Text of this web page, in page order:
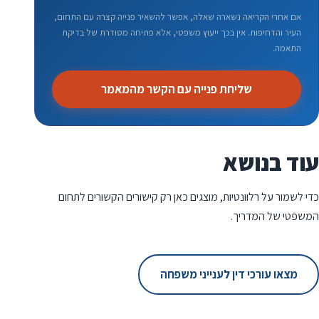
אם אחרי הקריאה נשארה שאלה, אפשר להשאיר פנייה קצרה עם התחום,
העיר והדחיפות. אין בכך ייעוץ משפטי, אלא פתיחה מסודרת של בדיקת
התאמה.
שליחת פנייה עם הקשר מהמאמר
עוד בנושא
כדי לשמור על רלוונטיות, מוצגים כאן רק קישורים הקשורים לתחום
המשפטי של המדריך.
מצאו עורכי דין לענייני משפחה